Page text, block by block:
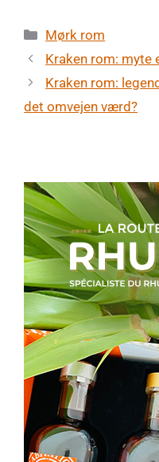
Kategorier
Mørk rom
Kraken rom: myte
Kraken rom:
det omvejen værd?